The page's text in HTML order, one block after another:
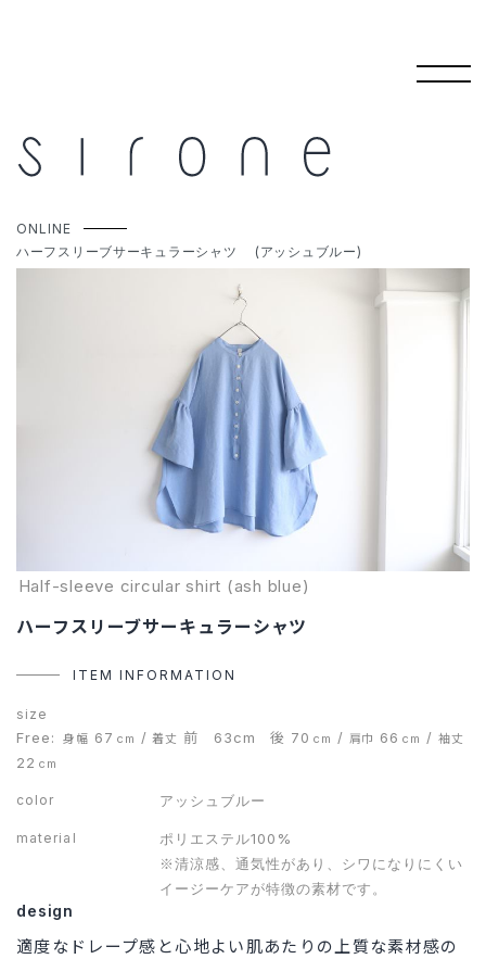
ONLINE
ハーフスリーブサーキュラーシャツ (アッシュブルー)
Half-sleeve circular shirt (ash blue)
ハーフスリーブサーキュラーシャツ
ITEM INFORMATION
size
Free: 身幅 67 cm /着丈 前 63cm 後 70 cm / 肩巾 66 cm / 袖丈
22 cm
color アッシュブルー
material
ポリエステル100%
※清涼感、通気性があり、シワになりにくい
イージーケアが特徴の素材です。
design
適度なドレープ感と心地よい肌あたりの上質な素材感の